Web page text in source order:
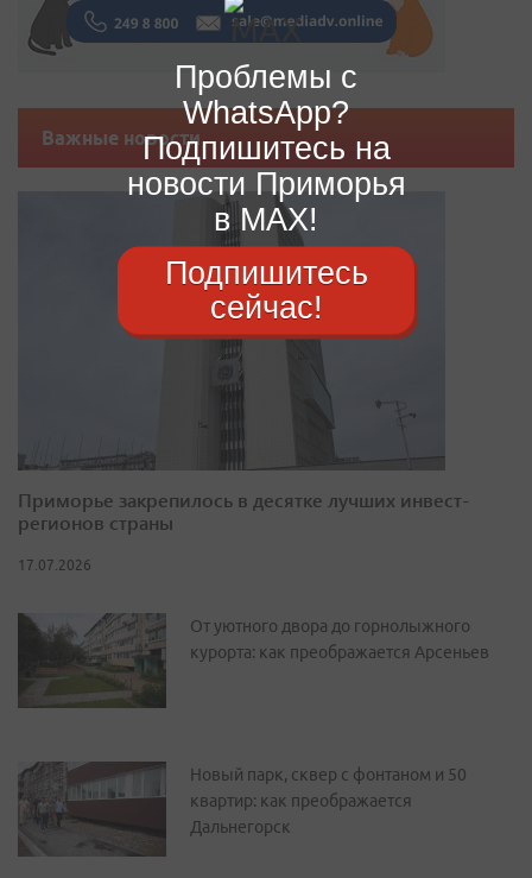
Важные новости
Приморье закрепилось в десятке лучших инвест-
регионов страны
17.07.2026
От уютного двора до горнолыжного
курорта: как преображается Арсеньев
Новый парк, сквер с фонтаном и 50
квартир: как преображается
Дальнегорск
Проблемы с
WhatsApp?
Подпишитесь на
новости Приморья
в MAX!
Подпишитесь
сейчас!